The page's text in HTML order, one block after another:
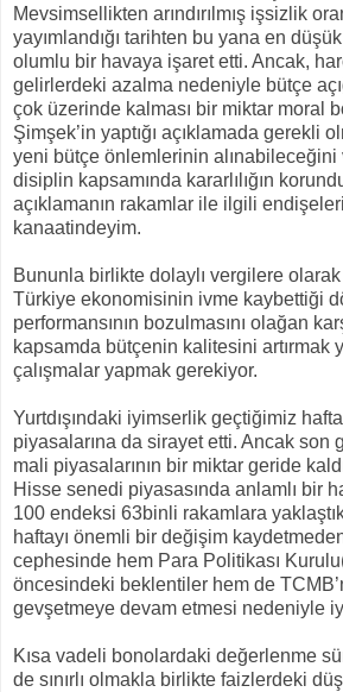
Mevsimsellikten arındırılmış işsizlik
yayımlandığı tarihten bu yana en
olumlu bir havaya işaret etti. Ancak,
gelirlerdeki azalma nedeniyle bütçe
çok üzerinde kalması bir miktar moral
Şimşek’in yaptığı açıklamada gerekli
yeni bütçe önlemlerinin alınabileceğini
disiplin kapsamında kararlılığın
açıklamanın rakamlar ile ilgili
kanaatindeyim.
Bununla birlikte dolaylı vergilere olarak
Türkiye ekonomisinin ivme kaybettiği
performansının bozulmasını olağan
kapsamda bütçenin kalitesini artırmak
çalışmalar yapmak gerekiyor.
Yurtdışındaki iyimserlik geçtiğimiz
piyasalarına da sirayet etti. Ancak son
mali piyasalarının bir miktar geride
Hisse senedi piyasasında anlamlı bir
100 endeksi 63binli rakamlara
haftayı önemli bir değişim
cephesinde hem Para Politikası
öncesindeki beklentiler hem de
gevşetmeye devam etmesi nedeniyle
Kısa vadeli bonolardaki değerlenme
de sınırlı olmakla birlikte faizlerdeki